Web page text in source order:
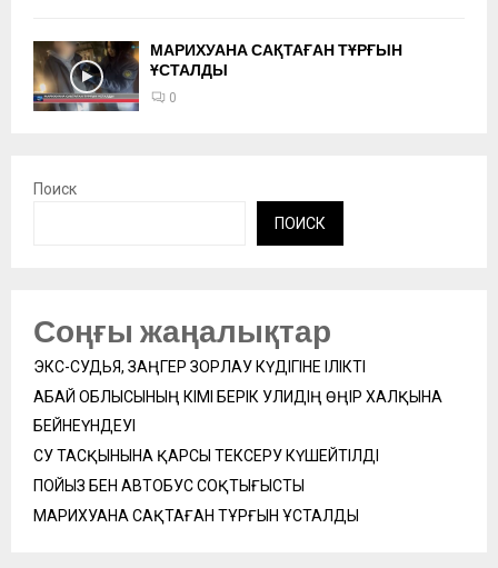
МАРИХУАНА САҚТАҒАН ТҰРҒЫН
ҰСТАЛДЫ
0
Поиск
ПОИСК
Соңғы жаңалықтар
ЭКС-СУДЬЯ, ЗАҢГЕР ЗОРЛАУ КҮДІГІНЕ ІЛІКТІ
АБАЙ ОБЛЫСЫНЫҢ ӘКІМІ БЕРІК УӘЛИДІҢ ӨҢІР ХАЛҚЫНА
БЕЙНЕҮНДЕУІ
СУ ТАСҚЫНЫНА ҚАРСЫ ТЕКСЕРУ КҮШЕЙТІЛДІ
ПОЙЫЗ БЕН АВТОБУС СОҚТЫҒЫСТЫ
МАРИХУАНА САҚТАҒАН ТҰРҒЫН ҰСТАЛДЫ